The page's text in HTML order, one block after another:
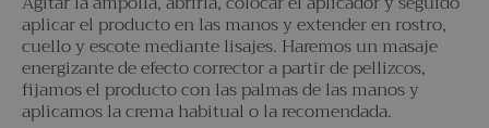
aplicar el producto en las manos y extender en rostro,
cuello y escote mediante lisajes. Haremos un masaje
energizante de efecto corrector a partir de pellizcos,
fijamos el producto con las palmas de las manos y
aplicamos la crema habitual o la recomendada.